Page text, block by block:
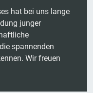
hat bei uns lange
junger
spannenden
Wir freuen